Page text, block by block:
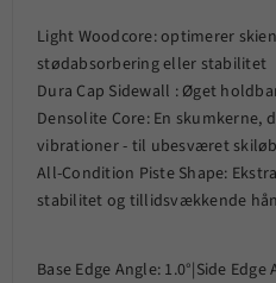
Light Woodcore: optimerer
stødabsorbering eller stabilitet
Dura Cap Sidewall : Øget
Densolite Core: En skumkerne,
vibrationer - til ubesværet skiløb
All-Condition Piste Shape:
stabilitet og tillidsvækkende
Base Edge Angle: 1.0°|Side Edge